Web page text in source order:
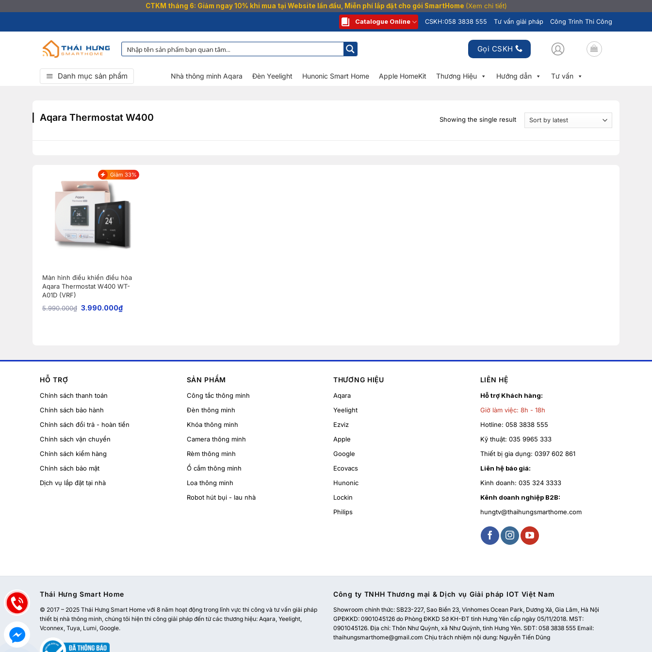
CTKM tháng 6: Giảm ngay 10% khi mua tại Website lần đầu, Miễn phí lắp đặt cho gói SmartHome (Xem chi tiết)
qua
Catalogue Online CSKH:058 3838 555 Tư vấn giải pháp Công Trình Thi Công
Gọi CSKH
Danh mục sản phẩm Nhà thông minh Aqara Đèn Yeelight Hunonic Smart Home Apple HomeKit Thương Hiệu Hướng dẫn Tư vấn
Aqara Thermostat W400 Showing the single result
Giảm 33%
Màn hình điều khiển điều hòa
Aqara Thermostat W400 WT-
A01D (VRF)
5.990.000₫ 3.990.000₫
HỖ TRỢ
Chính sách thanh toán
Chính sách bảo hành
Chính sách đổi trả - hoàn tiền
Chính sách vận chuyển
Chính sách kiểm hàng
Chính sách bảo mật
Dịch vụ lắp đặt tại nhà
SẢN PHẨM
Công tắc thông minh
Đèn thông minh
Khóa thông minh
Camera thông minh
Rèm thông minh
Ổ cắm thông minh
Loa thông minh
Robot hút bụi - lau nhà
THƯƠNG HIỆU
Aqara
Yeelight
Ezviz
Apple
Google
Ecovacs
Hunonic
Lockin
Philips
LIÊN HỆ
Hỗ trợ Khách hàng:
Giờ làm việc: 8h - 18h
Hotline: 058 3838 555
Kỹ thuật: 035 9965 333
Thiết bị gia dụng: 0397 602 861
Liên hệ báo giá:
Kinh doanh: 035 324 3333
Kênh doanh nghiệp B2B:
hungtv@thaihungsmarthome.com
Thái Hưng Smart Home
© 2017 – 2025 Thái Hưng Smart Home với 8 năm hoạt động trong lĩnh vực thi công và tư vấn giải pháp
thiết bị nhà thông minh, chúng tôi hiện thi công giải pháp đến từ các thương hiệu: Aqara, Yeelight,
Vconnex, Tuya, Lumi, Google.
Công ty TNHH Thương mại & Dịch vụ Giải pháp IOT Việt Nam
Showroom chính thức: SB23-227, Sao Biển 23, Vinhomes Ocean Park, Dương Xá, Gia Lâm, Hà Nội
GPĐKKD: 0901045126 do Phòng ĐKKD Sở KH-ĐT tỉnh Hưng Yên cấp ngày 05/11/2018. MST:
0901045126. Địa chỉ: Thôn Như Quỳnh, xã Như Quỳnh, tỉnh Hưng Yên. SĐT: 058 3838 555 Email:
thaihungsmarthome@gmail.com Chịu trách nhiệm nội dung: Nguyễn Tiến Dũng